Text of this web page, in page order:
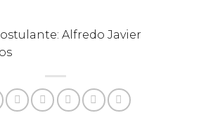
Alfredo Javier